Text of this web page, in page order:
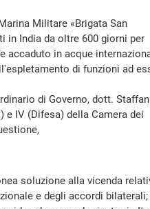
Militare «Brigata San
in India da oltre 600 giorni per
accaduto in acque
di funzioni ad
di Governo, dott. Staffan
IV (Difesa) della Camera dei
soluzione alla vicenda
e degli accordi bilaterali;